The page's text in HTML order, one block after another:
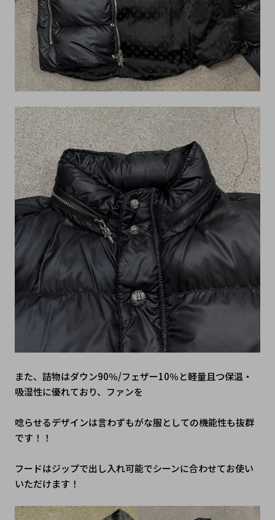
また、詰物はダウン90％/フェザー10％と軽量且つ保温・
吸湿性に優れており、ファンを
唸らせるデザインは言わずもがな服としての機能性も抜群
です！！
フードはジップで出し入れ可能でシーンに合わせてお使い
いただけます！